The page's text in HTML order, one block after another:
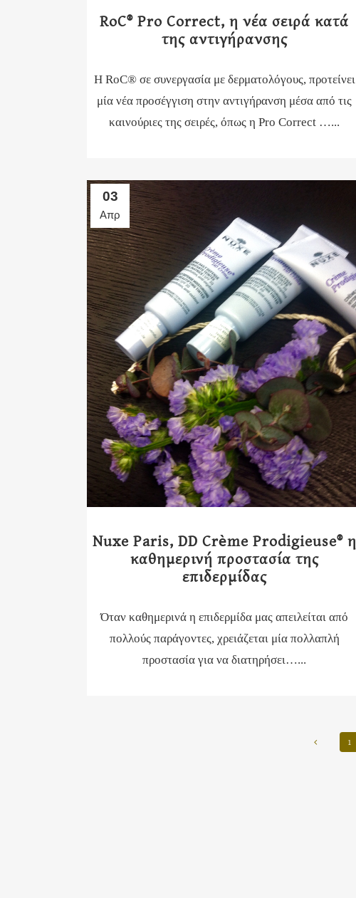
RoC® Pro Correct, η νέα σειρά κατά
της αντιγήρανσης
Η RoC® σε συνεργασία με δερματολόγους, προτείνει
μία νέα προσέγγιση στην αντιγήρανση μέσα από τις
καινούριες της σειρές, όπως η Pro Correct …...
03
Απρ
Nuxe Paris, DD Crème Prodigieuse® η
καθημερινή προστασία της
επιδερμίδας
Όταν καθημερινά η επιδερμίδα μας απειλείται από
πολλούς παράγοντες, χρειάζεται μία πολλαπλή
προστασία για να διατηρήσει…...
1